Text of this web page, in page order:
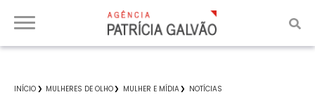
INÍCIO MULHERES DE OLHO MULHER E MÍDIA NOTÍCIAS